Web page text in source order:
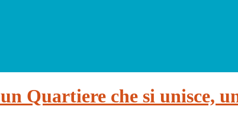
un Quartiere che si unisce,